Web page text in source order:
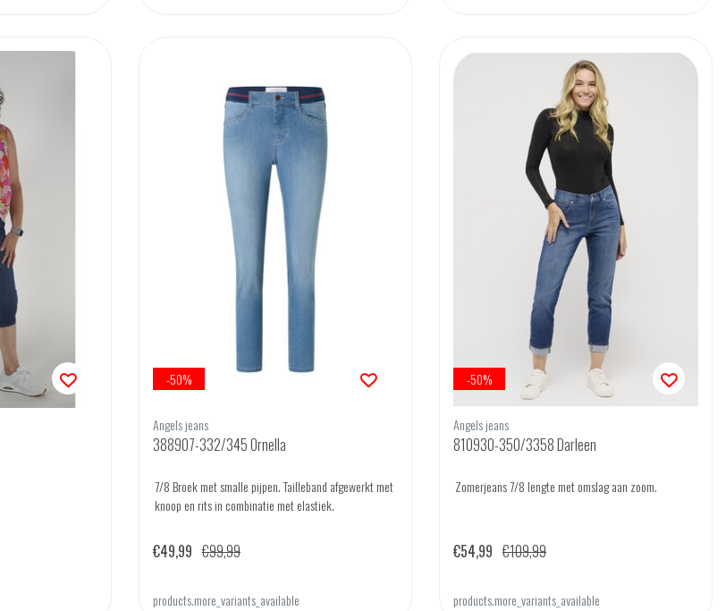
-50%
Angels jeans
388907-332/345 Ornella
7/8 Broek met smalle pijpen. Tailleband afgewerkt met
knoop en rits in combinatie met elastiek.
€49,99 €99,99
products.more_variants_available
-50%
Angels jeans
810930-350/3358 Darleen
Zomerjeans 7/8 lengte met omslag aan zoom.
€54,99 €109,99
products.more_variants_available